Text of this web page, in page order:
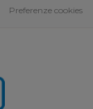
Preferenze cookies